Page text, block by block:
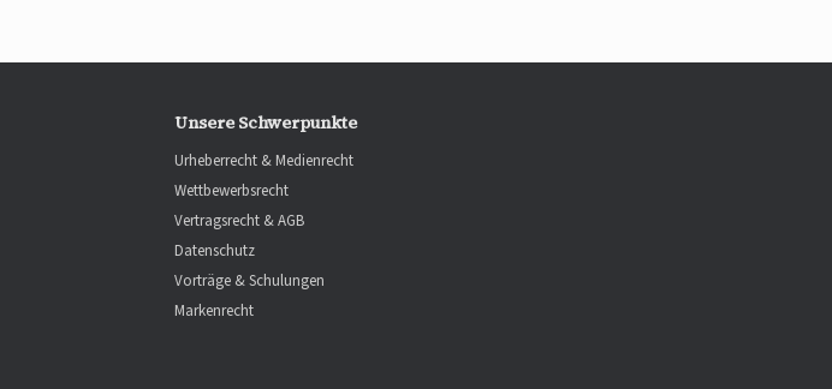
Unsere Schwerpunkte
Urheberrecht & Medienrecht
Wettbewerbsrecht
Vertragsrecht & AGB
Datenschutz
Vorträge & Schulungen
Markenrecht